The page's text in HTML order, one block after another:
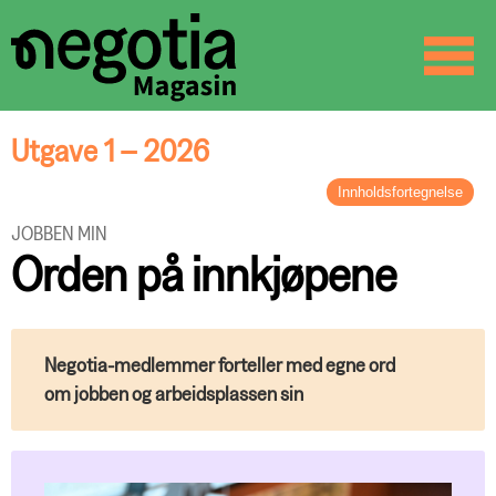
☰
Utgave 1 – 2026
Innholdsfortegnelse
Fra lokal aktivitet til Europa-debatt
BREV FRA STYRELEDEREN
En ny organisasjon formes
ORGANISASJON
Negotia og Delta – hva nå?
PROFILEN
Innlandets mann
LØNN OG TARIFF
Hovedoppgjøret – i korte trekk
JOBBEN MIN
Orden på innkjøpene
Negotia-medlemmer forteller med egne ord
om jobben og arbeidsplassen sin